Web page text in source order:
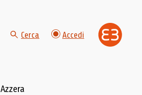
Cerca Accedi
Azzera